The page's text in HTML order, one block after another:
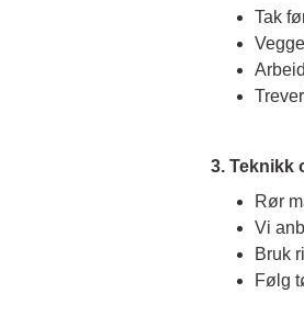
Tak
3. Teknikk
Rør
Vi
Bruk
Følg